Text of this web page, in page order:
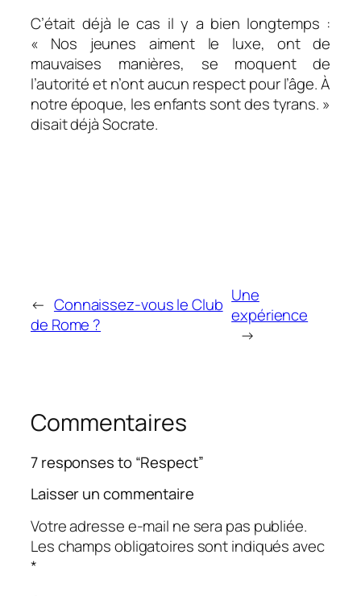
C’était déjà le cas il y a bien longtemps :
« Nos jeunes aiment le luxe, ont de
mauvaises manières, se moquent de
l’autorité et n’ont aucun respect pour l’âge. À
notre époque, les enfants sont des tyrans. »
disait déjà Socrate.
← Connaissez-vous le Club
de Rome ?
Une
expérience
→
Commentaires
7 responses to “Respect”
Laisser un commentaire
Votre adresse e-mail ne sera pas publiée.
Les champs obligatoires sont indiqués avec
*